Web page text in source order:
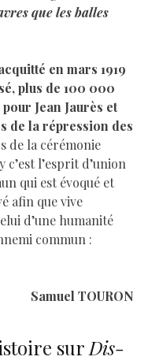
que les balles
en mars 1919
plus de 100 000
Jean Jaurès et
de la répression des
de la cérémonie
c’est l’esprit d’union
qui est évoqué et
afin que vive
d’une humanité
commun :
Samuel TOURON
sur Dis-